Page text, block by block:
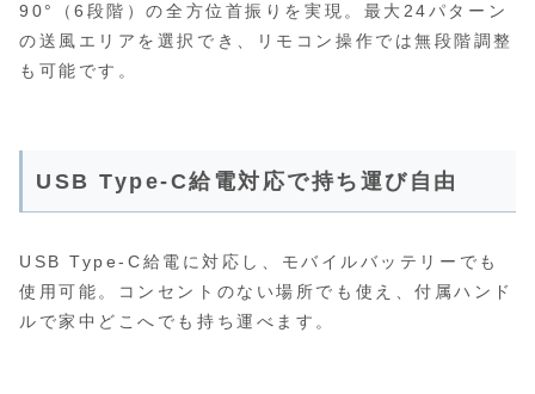
90°（6段階）の全方位首振りを実現。最大24パターン
の送風エリアを選択でき、リモコン操作では無段階調整
も可能です。
USB Type‑C給電対応で持ち運び自由
USB Type‑C給電に対応し、モバイルバッテリーでも
使用可能。コンセントのない場所でも使え、付属ハンド
ルで家中どこへでも持ち運べます。